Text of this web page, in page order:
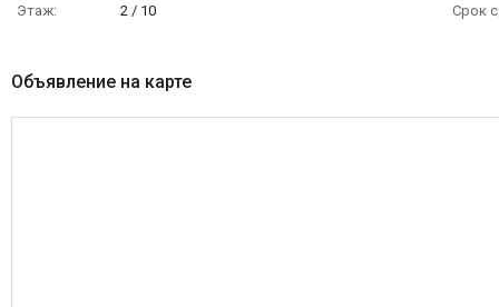
Этаж:
2 / 10
Срок
Объявление на карте